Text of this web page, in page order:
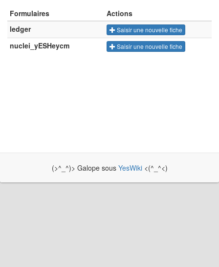
Formulaires
Actions
ledger
Saisir une nouvelle fiche
nuclei_yESHeycm Saisir une nouvelle fiche
(>^_^)> Galope sous YesWiki<(^_^<)